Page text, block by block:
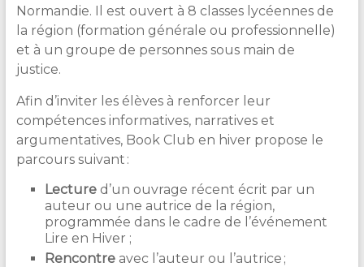
Normandie. Il est ouvert à 8 classes lycéennes de
la région (formation générale ou professionnelle)
et à un groupe de personnes sous main de
justice.
Afin d’inviter les élèves à renforcer leur
compétences informatives, narratives et
argumentatives, Book Club en hiver propose le
parcours suivant :
Lecture d’un ouvrage récent écrit par un
auteur ou une autrice de la région,
programmée dans le cadre de l’événement
Lire en Hiver ;
Rencontreavec l’auteur ou l’autrice ;